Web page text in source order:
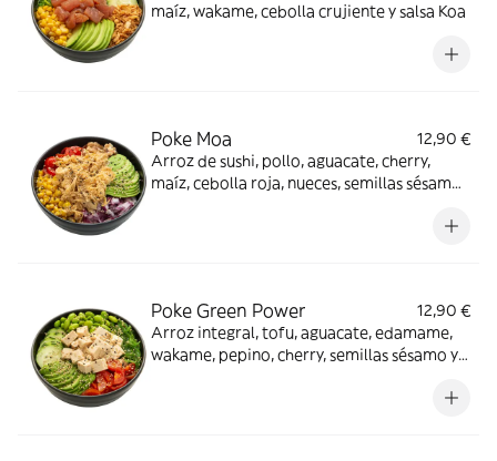
maíz, wakame, cebolla crujiente y salsa Koa
Poke Moa
12,90 €
Arroz de sushi, pollo, aguacate, cherry,
maíz, cebolla roja, nueces, semillas sésamo
Poke Green Power
12,90 €
Arroz integral, tofu, aguacate, edamame,
wakame, pepino, cherry, semillas sésamo y